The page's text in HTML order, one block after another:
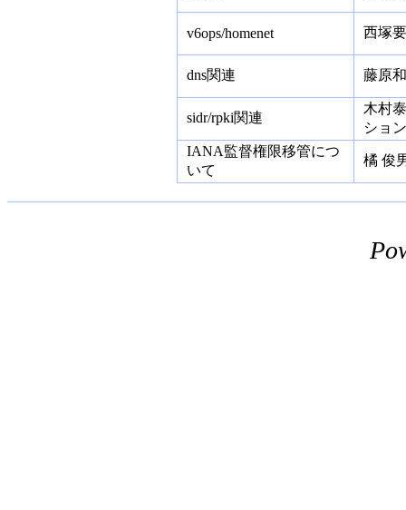
v6ops/homenet 西塚
dns関連 藤原
sidr/rpki関連
木村
ショ
IANA監督権限移管につ
いて
橘 俊